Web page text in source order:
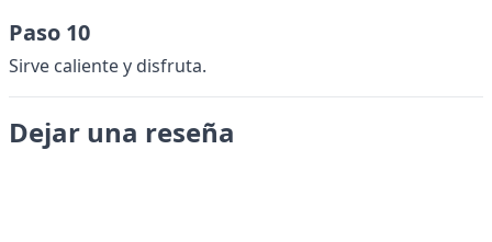
Paso 10
Sirve caliente y disfruta.
Dejar una reseña